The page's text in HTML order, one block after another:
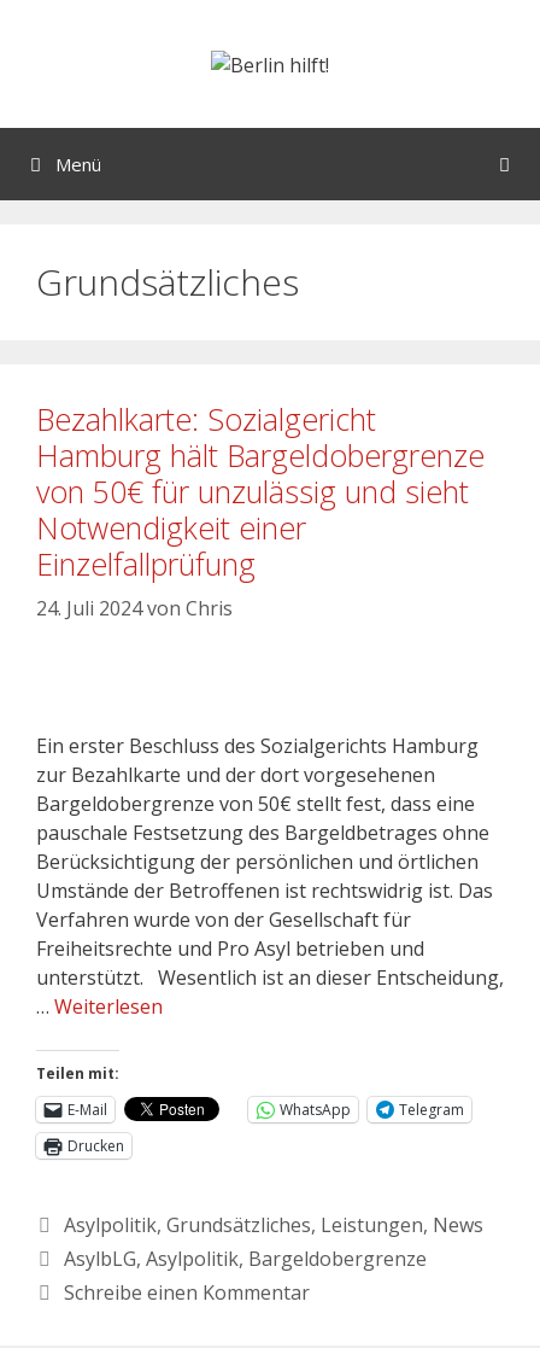
Menü
Grundsätzliches
Bezahlkarte: Sozialgericht
Hamburg hält Bargeldobergrenze
von 50€ für unzulässig und sieht
Notwendigkeit einer
Einzelfallprüfung
24. Juli 2024von Chris
Ein erster Beschluss des Sozialgerichts Hamburg
zur Bezahlkarte und der dort vorgesehenen
Bargeldobergrenze von 50€ stellt fest, dass eine
pauschale Festsetzung des Bargeldbetrages ohne
Berücksichtigung der persönlichen und örtlichen
Umstände der Betroffenen ist rechtswidrig ist. Das
Verfahren wurde von der Gesellschaft für
Freiheitsrechte und Pro Asyl betrieben und
unterstützt. Wesentlich ist an dieser Entscheidung,
… Weiterlesen
Teilen mit:
E-Mail
WhatsApp
Telegram
Drucken
Asylpolitik, Grundsätzliches, Leistungen, News
AsylbLG, Asylpolitik, Bargeldobergrenze
Schreibe einen Kommentar